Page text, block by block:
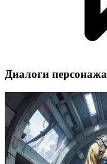
Диалоги персонажа